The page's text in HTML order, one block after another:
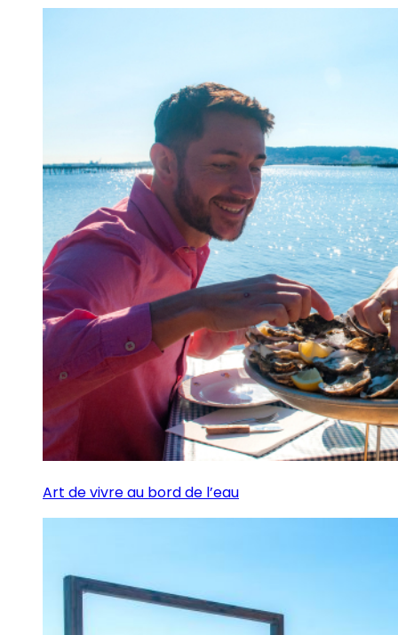
Art de vivre au bord de l’eau